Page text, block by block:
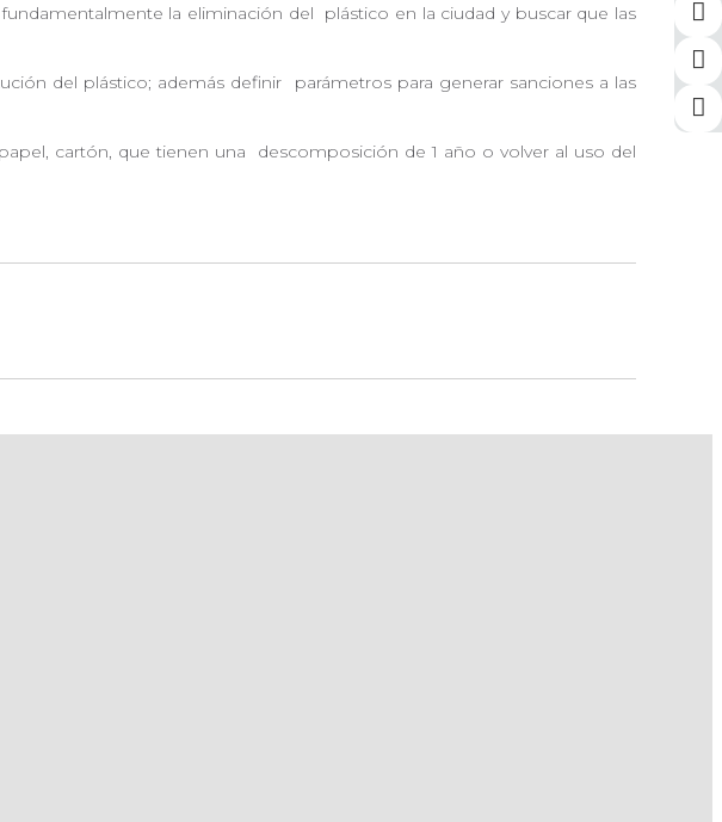
la eliminación del
plástico en la ciudad y buscar que las
del plástico; además definir
parámetros para generar sanciones a las
cartón, que tienen una
descomposición de 1 año o volver al uso del